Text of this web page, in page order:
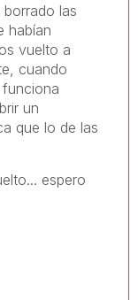
las
habían
vuelto a
cuando
un
que lo de las
espero